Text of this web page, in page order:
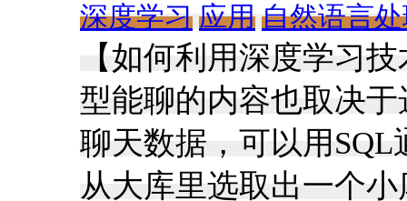
深度学习 应用 自然语言
【如何利用深度学习
型能聊的内容也取决
聊天数据，可以用
从大库里选取出一个